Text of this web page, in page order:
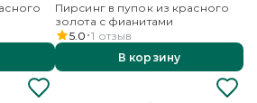
Пирсинг в пупок из красного
золота с фианитами
5.0 1 отзыв
В корзину